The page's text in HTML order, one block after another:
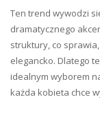
Ten trend wywodzi
dramatycznego
struktury, co
elegancko. Dlatego
idealnym wyborem
każda kobieta chce